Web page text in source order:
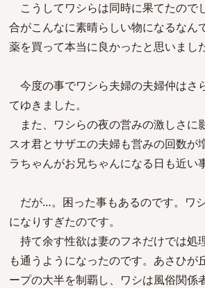
こうしてワシらは同時に果てたので
合がこんなに素晴らしい物になるなん
薬を買って本当に良かったと思いまし
今度の事でワシら夫婦の夫婦仲はさ
てゆきました。
また、ワシらの夜の営みの激しさに
スオ君とサザエの夫婦も営みの回数が
ラちゃんがお兄ちゃんになる日も近い
だが…。困った事もあるのです。ワ
になりすぎたのです。
持て余す性欲は妻のフネだけでは処
も通うようになったのです。あさひが
ープの大半を制覇し、ワシは風俗関係